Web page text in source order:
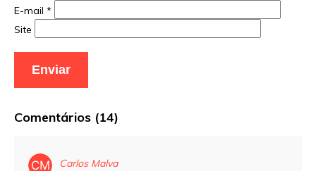
E-mail *
Site
Comentários (14)
Carlos Malva